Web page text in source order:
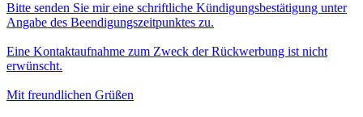
Bitte senden Sie mir eine schriftliche Kündigungsbestätigung unter
Angabe des Beendigungszeitpunktes zu.
Eine Kontaktaufnahme zum Zweck der Rückwerbung ist nicht
erwünscht.
Mit freundlichen Grüßen